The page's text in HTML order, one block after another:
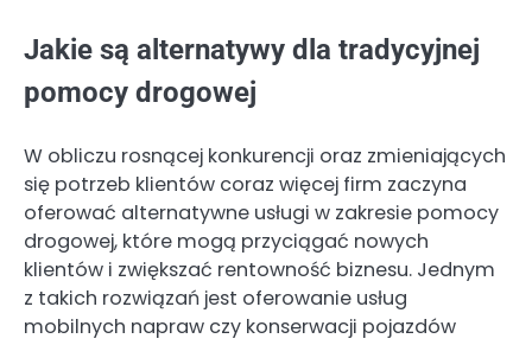
Jakie są alternatywy dla tradycyjnej
pomocy drogowej
W obliczu rosnącej konkurencji oraz zmieniających
się potrzeb klientów coraz więcej firm zaczyna
oferować alternatywne usługi w zakresie pomocy
drogowej, które mogą przyciągać nowych
klientów i zwiększać rentowność biznesu. Jednym
z takich rozwiązań jest oferowanie usług
mobilnych napraw czy konserwacji pojazdów